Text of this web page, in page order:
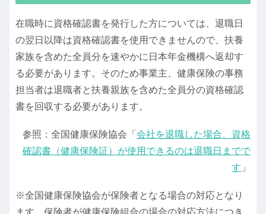
在職時に資格確認書を発行した方については、退職日
の翌日以降は資格確認書を使用できませんので、扶養
家族を含めた全員分を速やかに日本年金機構へ返却す
る必要があります。そのため事業主、健康保険の事務
担当者は退職者と扶養親族を含めた全員分の資格確認
書を回収する必要があります。
参照：全国健康保険協会「 会社を退職した場合、資格
確認書（健康保険証）が使用できるのは退職日までで
す 」
※全国健康保険協会が保険者となる場合の対応となり